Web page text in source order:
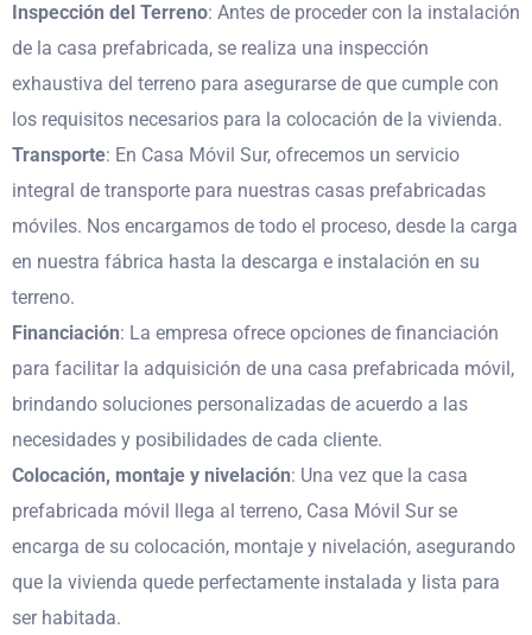
Inspección del Terreno: Antes de proceder con la instalación
de la casa prefabricada, se realiza una inspección
exhaustiva del terreno para asegurarse de que cumple con
los requisitos necesarios para la colocación de la vivienda.
Transporte: En Casa Móvil Sur, ofrecemos un servicio
integral de transporte para nuestras casas prefabricadas
móviles. Nos encargamos de todo el proceso, desde la carga
en nuestra fábrica hasta la descarga e instalación en su
terreno.
Financiación: La empresa ofrece opciones de financiación
para facilitar la adquisición de una casa prefabricada móvil,
brindando soluciones personalizadas de acuerdo a las
necesidades y posibilidades de cada cliente.
Colocación, montaje y nivelación: Una vez que la casa
prefabricada móvil llega al terreno, Casa Móvil Sur se
encarga de su colocación, montaje y nivelación, asegurando
que la vivienda quede perfectamente instalada y lista para
ser habitada.